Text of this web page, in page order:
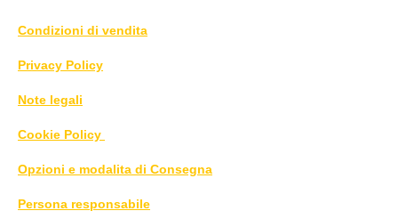
Condizioni di vendita
Privacy Policy
Note legali
Cookie Policy
Opzioni e modalita di Consegna
Persona responsabile